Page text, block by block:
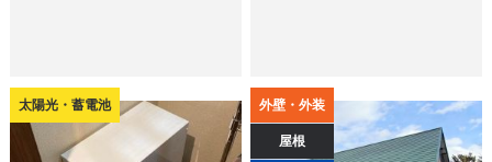
太陽光・蓄電池 外壁・外装
屋根